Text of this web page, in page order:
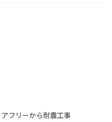
フリーから耐震工事